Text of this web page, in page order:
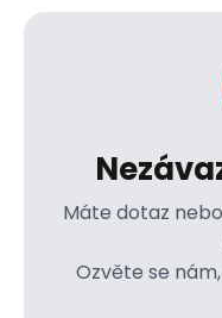
Máte dotaz
Ozvěte se